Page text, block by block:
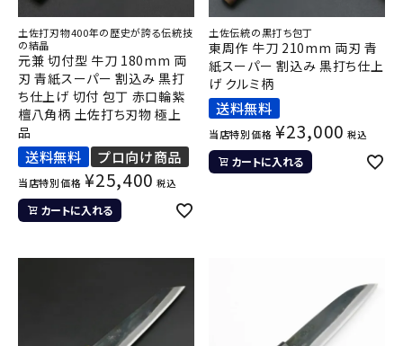
土佐打刃物400年の歴史が誇る伝統技
の結晶
元兼 切付型 牛刀 180mm 両
刃 青紙スーパー 割込み 黒打
ち仕上げ 切付 包丁 赤口輪紫
檀八角柄 土佐打ち刃物 極上
品
送料無料 プロ向け商品
当店特別価格 ¥25,400 税込
カートに入れる
土佐伝統の黒打ち包丁
東周作 牛刀 210mm 両刃 青
紙スーパー 割込み 黒打ち仕上
げ クルミ柄
送料無料
当店特別価格 ¥23,000 税込
カートに入れる